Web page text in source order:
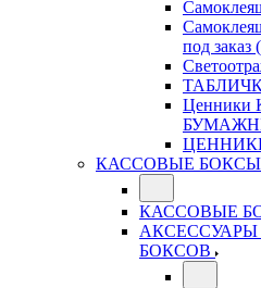
под заказ
ЦЕННИКИ
КАССОВЫЕ БОКСЫ
КАССОВЫЕ
БОКСОВ